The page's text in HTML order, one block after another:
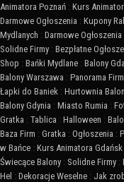
Animatora Poznań : Kurs
Darmowe Ogłoszenia : Kupony
Mydlanych : Darmowe
Solidne Firmy : Bezpłatne
Shop : Bańki Mydlane : Balony
Balony Warszawa : Panorama Firm
Łapki do Baniek : Hurtownia
Balony Gdynia : Miasto Rumia :
Gratka : Tablica : Halloween :
Baza Firm : Gratka : Ogłoszenia :
w Bańce : Kurs Animatora Gdańsk
Świecące Balony : Solidne Firmy :
Hel : Dekoracje Weselne : Jak